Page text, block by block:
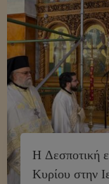
Η Δεσποτική
Κυρίου στην